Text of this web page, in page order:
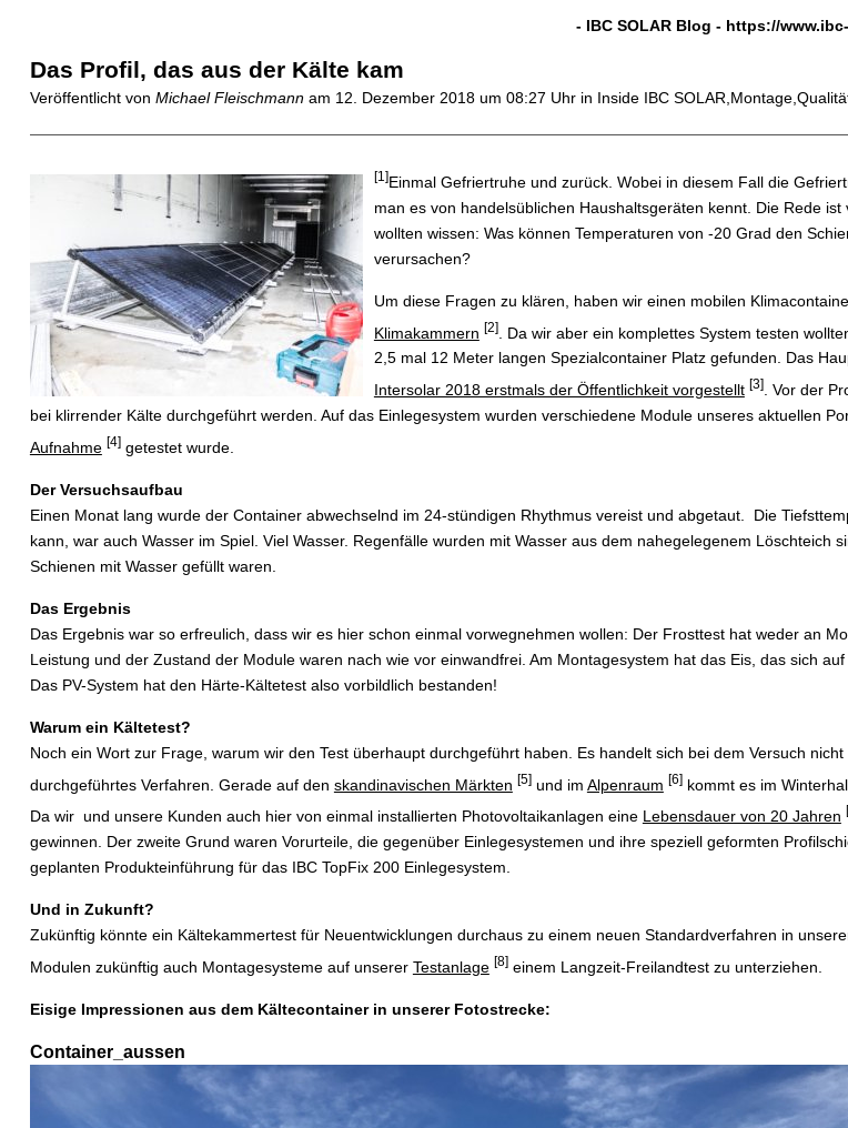
- IBC SOLAR Blog - https://
Das Profil, das aus der Kälte kam
Veröffentlicht von Michael Fleischmannam 12. Dezember 2018 um 08:27 Uhr in Inside IBC
[1]Einmal Gefriertruhe und zurück. Wobei in diesem Fall die
man es von handelsüblichen Haushaltsgeräten kennt. Die Rede
wollten wissen: Was können Temperaturen von -20 Grad den
verursachen?
Um diese Fragen zu klären, haben wir einen mobilen
Klimakammern [2]. Da wir aber ein komplettes System testen
2,5 mal 12 Meter langen Spezialcontainer Platz gefunden. Das
Intersolar 2018 erstmals der Öffentlichkeit vorgestellt [3]. Vor der
bei klirrender Kälte durchgeführt werden. Auf das Einlegesystem wurden verschiedene Module unseres aktuellen
Aufnahme [4]getestet wurde.
Der Versuchsaufbau
Einen Monat lang wurde der Container abwechselnd im 24-stündigen Rhythmus vereist und abgetaut. Die
kann, war auch Wasser im Spiel. Viel Wasser. Regenfälle wurden mit Wasser aus dem nahegelegenem
Schienen mit Wasser gefüllt waren.
Das Ergebnis
Das Ergebnis war so erfreulich, dass wir es hier schon einmal vorwegnehmen wollen: Der Frosttest hat weder an
Leistung und der Zustand der Module waren nach wie vor einwandfrei. Am Montagesystem hat das Eis, das sich
Das PV-System hat den Härte-Kältetest also vorbildlich bestanden!
Warum ein Kältetest?
Noch ein Wort zur Frage, warum wir den Test überhaupt durchgeführt haben. Es handelt sich bei dem Versuch
durchgeführtes Verfahren. Gerade auf den skandinavischen Märkten [5]und im Alpenraum [6]kommt es im
Da wir und unsere Kunden auch hier von einmal installierten Photovoltaikanlagen eine Lebensdauer von 20 Jahren
gewinnen. Der zweite Grund waren Vorurteile, die gegenüber Einlegesystemen und ihre speziell geformten
geplanten Produkteinführung für das IBC TopFix 200 Einlegesystem.
Und in Zukunft?
Zukünftig könnte ein Kältekammertest für Neuentwicklungen durchaus zu einem neuen Standardverfahren in
Modulen zukünftig auch Montagesysteme auf unserer Testanlage [8]einem Langzeit-Freilandtest zu unterziehen.
Eisige Impressionen aus dem Kältecontainer in unserer Fotostrecke:
Container_aussen